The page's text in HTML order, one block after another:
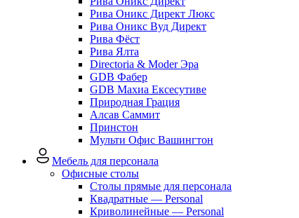
Рива Оникс Директ Люкс
Рива Оникс Вуд Директ
Рива Фёст
Рива Ялта
Directoria & Moder Эра
GDB Фабер
GDB Махиа Ексесутиве
Природная Грация
Алсав Саммит
Принстон
Мульти Офис Вашингтон
Мебель для персонала
Офисные столы
Столы прямые для персонала
Квадратные — Personal
Криволинейные — Personal